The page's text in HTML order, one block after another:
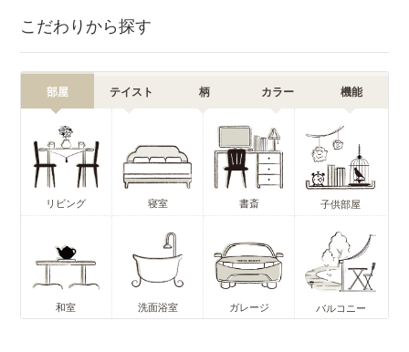
こだわりから探す
部屋 テイスト 柄 カラー 機能
リビング 寝室 書斎 子供部屋
和室 洗面浴室 ガレージ バルコニー